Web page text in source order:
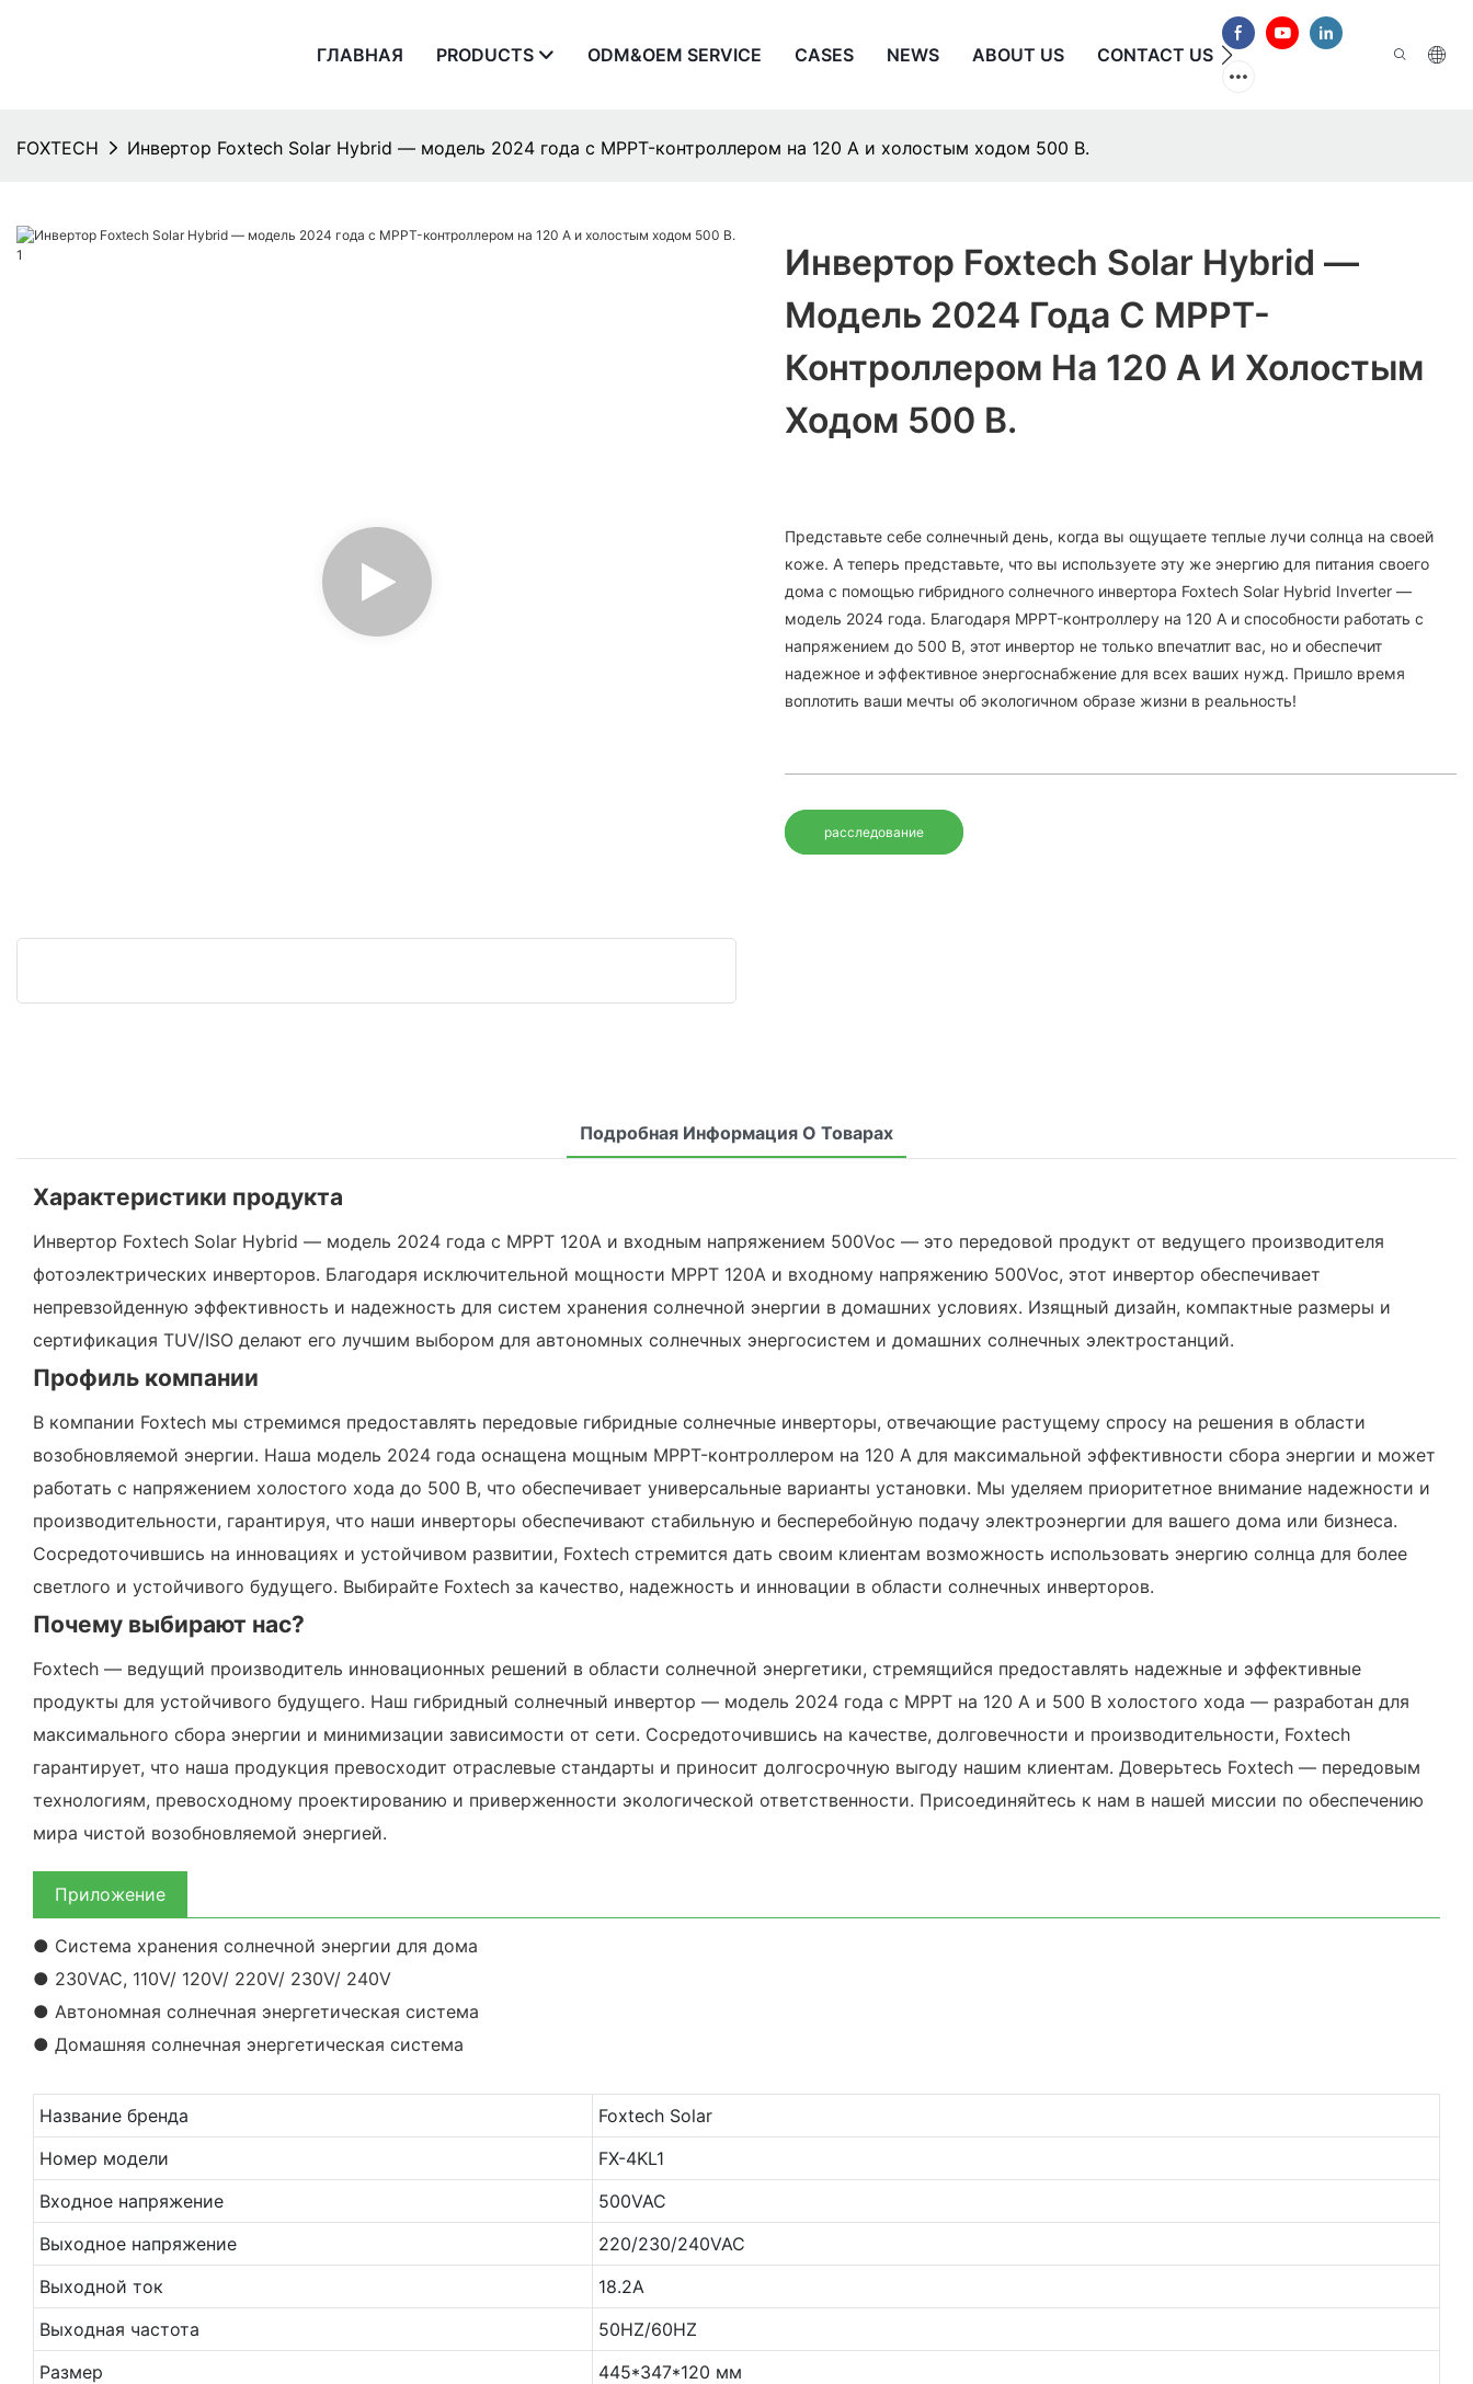
ГЛАВНАЯ PRODUCTS ODM&OEM SERVICE CASES NEWS ABOUT US CONTACT US ЧАСТО ЗАДАВАЕМЫЕ
FOXTECH Инвертор Foxtech Solar Hybrid — модель 2024 года с MPPT-контроллером на 120 А и холостым ходом 500 В.
Инвертор Foxtech Solar Hybrid —
Модель 2024 Года С MPPT-
Контроллером На 120 А И Холостым
Ходом 500 В.
Представьте себе солнечный день, когда вы ощущаете теплые лучи солнца на своей
коже. А теперь представьте, что вы используете эту же энергию для питания своего
дома с помощью гибридного солнечного инвертора Foxtech Solar Hybrid Inverter —
модель 2024 года. Благодаря MPPT-контроллеру на 120 А и способности работать с
напряжением до 500 В, этот инвертор не только впечатлит вас, но и обеспечит
надежное и эффективное энергоснабжение для всех ваших нужд. Пришло время
воплотить ваши мечты об экологичном образе жизни в реальность!
расследование
Подробная Информация О Товарах
Характеристики продукта
Инвертор Foxtech Solar Hybrid — модель 2024 года с MPPT 120A и входным напряжением 500Voc — это передовой продукт от ведущего производителя
фотоэлектрических инверторов. Благодаря исключительной мощности MPPT 120A и входному напряжению 500Voc, этот инвертор обеспечивает
непревзойденную эффективность и надежность для систем хранения солнечной энергии в домашних условиях. Изящный дизайн, компактные размеры и
сертификация TUV/ISO делают его лучшим выбором для автономных солнечных энергосистем и домашних солнечных электростанций.
Профиль компании
В компании Foxtech мы стремимся предоставлять передовые гибридные солнечные инверторы, отвечающие растущему спросу на решения в области
возобновляемой энергии. Наша модель 2024 года оснащена мощным MPPT-контроллером на 120 А для максимальной эффективности сбора энергии и может
работать с напряжением холостого хода до 500 В, что обеспечивает универсальные варианты установки. Мы уделяем приоритетное внимание надежности и
производительности, гарантируя, что наши инверторы обеспечивают стабильную и бесперебойную подачу электроэнергии для вашего дома или бизнеса.
Сосредоточившись на инновациях и устойчивом развитии, Foxtech стремится дать своим клиентам возможность использовать энергию солнца для более
светлого и устойчивого будущего. Выбирайте Foxtech за качество, надежность и инновации в области солнечных инверторов.
Почему выбирают нас?
Foxtech — ведущий производитель инновационных решений в области солнечной энергетики, стремящийся предоставлять надежные и эффективные
продукты для устойчивого будущего. Наш гибридный солнечный инвертор — модель 2024 года с MPPT на 120 А и 500 В холостого хода — разработан для
максимального сбора энергии и минимизации зависимости от сети. Сосредоточившись на качестве, долговечности и производительности, Foxtech
гарантирует, что наша продукция превосходит отраслевые стандарты и приносит долгосрочную выгоду нашим клиентам. Доверьтесь Foxtech — передовым
технологиям, превосходному проектированию и приверженности экологической ответственности. Присоединяйтесь к нам в нашей миссии по обеспечению
мира чистой возобновляемой энергией.
Приложение
● Система хранения солнечной энергии для дома
● 230VAC, 110V/ 120V/ 220V/ 230V/ 240V
● Автономная солнечная энергетическая система
● Домашняя солнечная энергетическая система
Название бренда
Foxtech Solar
Номер модели
FX-4KL1
Входное напряжение
500VAC
Выходное напряжение
220/230/240VAC
Выходной ток
18.2A
Выходная частота
50HZ/60HZ
Размер
445*347*120 мм